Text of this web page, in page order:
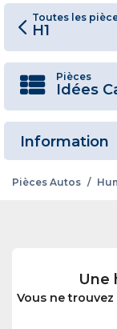
Toutes les
H1
Pièces
Idées
Information
Pièces Autos /
Une
Vous ne